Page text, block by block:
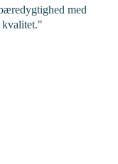
med
kvalitet."